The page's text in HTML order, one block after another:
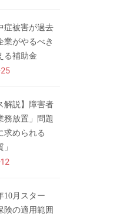
症被害が過去
業がやるべき
る補助金
解説】障害者
務放置」問題
求められる
10月スター
険の適用範囲